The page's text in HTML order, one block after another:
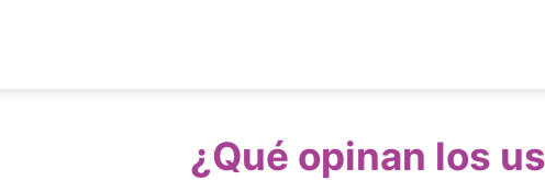
¿Qué opinan los